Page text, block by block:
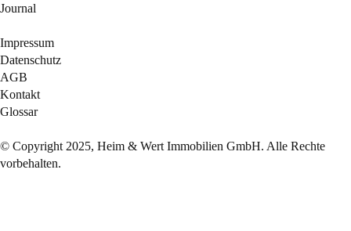
Journal
Impressum
Datenschutz
AGB
Kontakt
Glossar
© Copyright 2025, Heim & Wert Immobilien GmbH. Alle Rechte
vorbehalten.